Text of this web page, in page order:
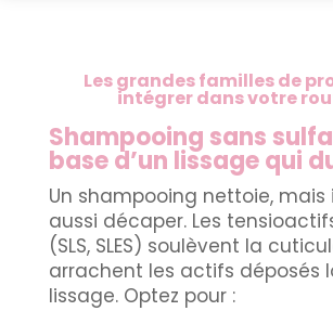
Les grandes familles de
intégrer dans votre
Shampooing sans
base d’un lissage qui
Un shampooing nettoie, mais
aussi décaper. Les
(SLS, SLES) soulèvent la
arrachent les actifs déposés
lissage. Optez pour :